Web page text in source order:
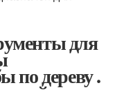
для
по дереву .